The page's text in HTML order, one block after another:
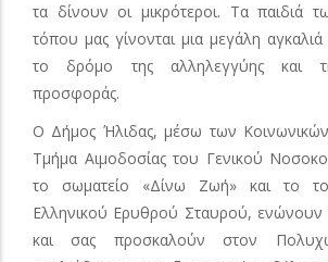
τα δίνουν οι μικρότεροι. Τα παιδιά
τόπου μας γίνονται μια μεγάλη
το δρόμο της αλληλεγγύης και
προσφοράς.
Ο Δήμος Ήλιδας, μέσω των Κοινωνικών
Τμήμα Αιμοδοσίας του Γενικού
το σωματείο «Δίνω Ζωή» και το
Ελληνικού Ερυθρού Σταυρού, ενώνουν
και σας προσκαλούν στον